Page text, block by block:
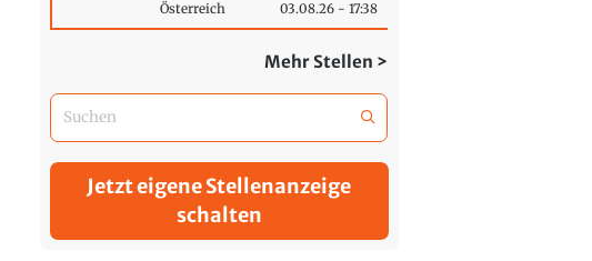
Österreich 03.08.26 - 17:38
Mehr Stellen >
Jetzt eigene Stellenanzeige
schalten